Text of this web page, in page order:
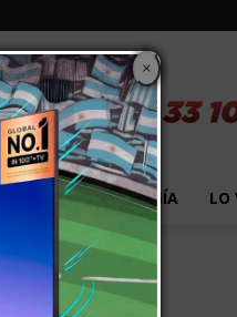
TECNOLOGÍA LO
×